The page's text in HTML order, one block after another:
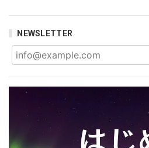
NEWSLETTER